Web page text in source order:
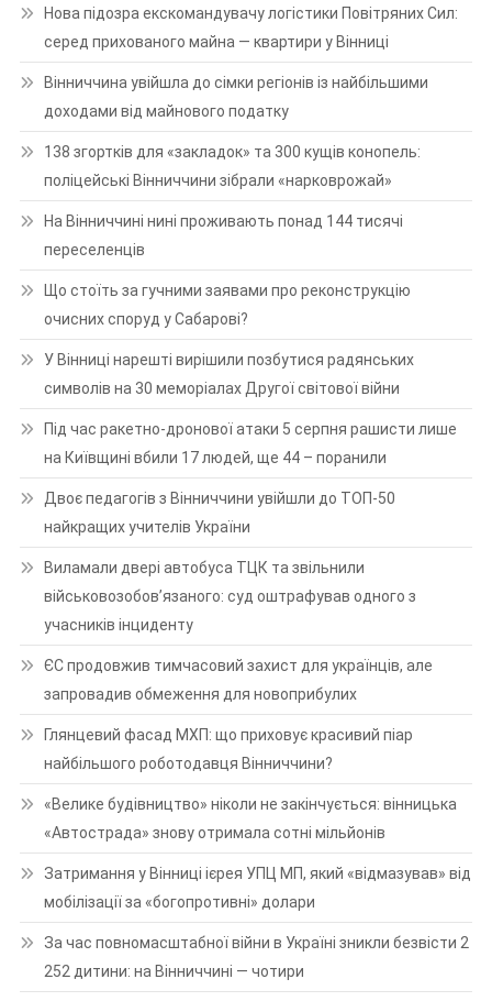
Нова підозра екскомандувачу логістики Повітряних Сил:
серед прихованого майна — квартири у Вінниці
Вінниччина увійшла до сімки регіонів із найбільшими
доходами від майнового податку
138 згортків для «закладок» та 300 кущів конопель:
поліцейські Вінниччини зібрали «нарковрожай»
На Вінниччині нині проживають понад 144 тисячі
переселенців
Що стоїть за гучними заявами про реконструкцію
очисних споруд у Сабарові?
У Вінниці нарешті вирішили позбутися радянських
символів на 30 меморіалах Другої світової війни
Під час ракетно-дронової атаки 5 серпня рашисти лише
на Київщині вбили 17 людей, ще 44 – поранили
Двоє педагогів з Вінниччини увійшли до ТОП-50
найкращих учителів України
Виламали двері автобуса ТЦК та звільнили
військовозобов’язаного: суд оштрафував одного з
учасників інциденту
ЄС продовжив тимчасовий захист для українців, але
запровадив обмеження для новоприбулих
Глянцевий фасад МХП: що приховує красивий піар
найбільшого роботодавця Вінниччини?
«Велике будівництво» ніколи не закінчується: вінницька
«Автострада» знову отримала сотні мільйонів
Затримання у Вінниці ієрея УПЦ МП, який «відмазував» від
мобілізації за «богопротивні» долари
За час повномасштабної війни в Україні зникли безвісти 2
252 дитини: на Вінниччині — чотири